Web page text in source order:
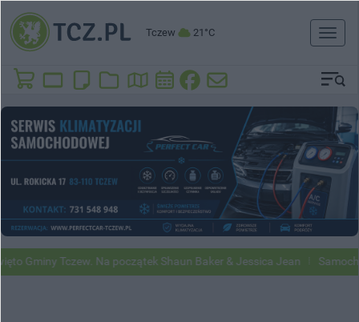
Tczew 21°C
Toggle
Tczew. Na początek Shaun Baker & Jessica Jean Samochody